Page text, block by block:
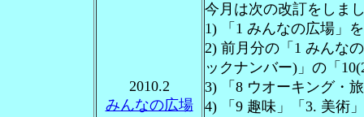
2010.2
みんなの広場
今月は次の改訂をしま
1) 「1 みんなの広場」
2) 前月分の「1 みんな
ックナンバー)」の「
3) 「8 ウオーキング・
4) 「9 趣味」「3. 美術